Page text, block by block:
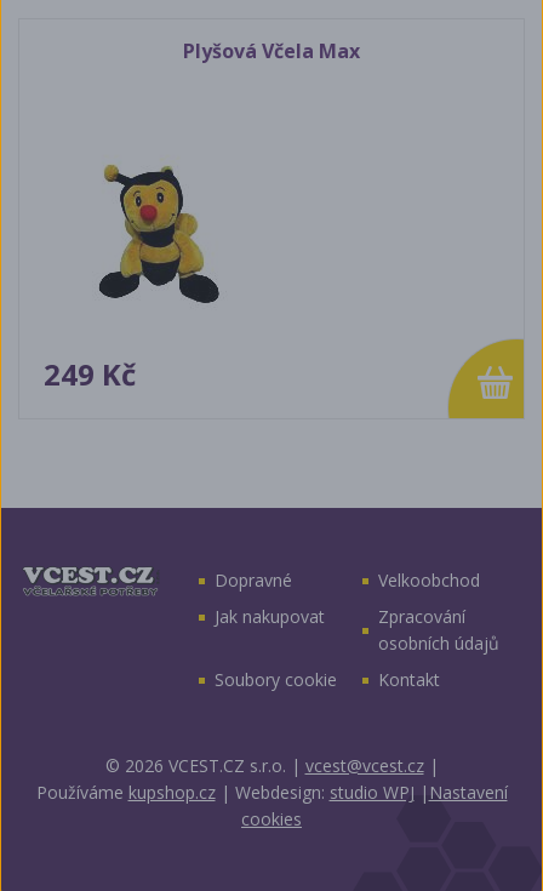
Plyšová Včela Max
249 Kč
Dopravné
Velkoobchod
Jak nakupovat
Zpracování
osobních údajů
Soubory cookie
Kontakt
© 2026 VCEST.CZ s.r.o. | vcest@vcest.cz|
Používáme kupshop.cz| Webdesign: studio WPJ | Nastavení
cookies